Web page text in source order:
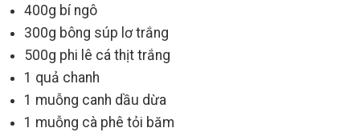
400g bí ngô
300g bông súp lơ trắng
500g phi lê cá thịt trắng
1 quả chanh
1 muỗng canh dầu dừa
1 muỗng cà phê tỏi băm